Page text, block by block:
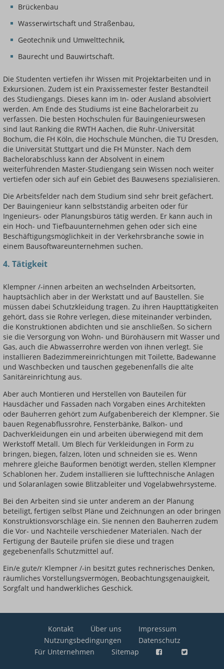
Brückenbau
Wasserwirtschaft und Straßenbau,
Geotechnik und Umwelttechnik,
Baurecht und Bauwirtschaft.
Die Studenten vertiefen ihr Wissen mit Projektarbeiten und in
Exkursionen. Zudem ist ein Praxissemester fester Bestandteil
des Studiengangs. Dieses kann im In- oder Ausland absolviert
werden. Am Ende des Studiums ist eine Bachelorarbeit zu
verfassen. Die besten Hochschulen für Bauingenieurswesen
sind laut Ranking die RWTH Aachen, die Ruhr-Universität
Bochum, die FH Köln, die Hochschule München, die TU Dresden,
die Universität Stuttgart und die FH Münster. Nach dem
Bachelorabschluss kann der Absolvent in einem
weiterführenden Master-Studiengang sein Wissen noch weiter
vertiefen oder sich auf ein Gebiet des Bauwesens spezialisieren.
Die Arbeitsfelder nach dem Studium sind sehr breit gefächert.
Der Bauingenieur kann selbstständig arbeiten oder für
Ingenieurs- oder Planungsbüros tätig werden. Er kann auch in
ein Hoch- und Tiefbauunternehmen gehen oder sich eine
Beschäftigungsmöglichkeit in der Verkehrsbranche sowie in
einem Bausoftwareunternehmen suchen.
4. Tätigkeit
Klempner /-innen arbeiten an wechselnden Arbeitsorten,
hauptsächlich aber in der Werkstatt und auf Baustellen. Sie
müssen dabei Schutzkleidung tragen. Zu ihren Haupttätigkeiten
gehört, dass sie Rohre verlegen, diese miteinander verbinden,
die Konstruktionen abdichten und sie anschließen. So sichern
sie die Versorgung von Wohn- und Bürohäusern mit Wasser und
Gas, auch die Abwasserrohre werden von ihnen verlegt. Sie
installieren Badezimmereinrichtungen mit Toilette, Badewanne
und Waschbecken und tauschen gegebenenfalls die alte
Sanitäreinrichtung aus.
Aber auch Montieren und Herstellen von Bauteilen für
Hausdächer und Fassaden nach Vorgaben eines Architekten
oder Bauherren gehört zum Aufgabenbereich der Klempner. Sie
bauen Regenabflussrohre, Fensterbänke, Balkon- und
Dachverkleidungen ein und arbeiten überwiegend mit dem
Werkstoff Metall. Um Blech für Verkleidungen in Form zu
bringen, biegen, falzen, löten und schneiden sie es. Wenn
mehrere gleiche Bauformen benötigt werden, stellen Klempner
Schablonen her. Zudem installieren sie lufttechnische Anlagen
und Solaranlagen sowie Blitzableiter und Vogelabwehrsysteme.
Bei den Arbeiten sind sie unter anderem an der Planung
beteiligt, fertigen selbst Pläne und Zeichnungen an oder bringen
Konstruktionsvorschläge ein. Sie nennen den Bauherren zudem
die Vor- und Nachteile verschiedener Materialen. Nach der
Fertigung der Bauteile prüfen sie diese und tragen
gegebenenfalls Schutzmittel auf.
Ein/e gute/r Klempner /-in besitzt gutes rechnerisches Denken,
räumliches Vorstellungsvermögen, Beobachtungsgenauigkeit,
Sorgfalt und handwerkliches Geschick.
Kontakt Über uns
Impressum
Nutzungsbedingungen
Datenschutz
Für Unternehmen
Sitemap